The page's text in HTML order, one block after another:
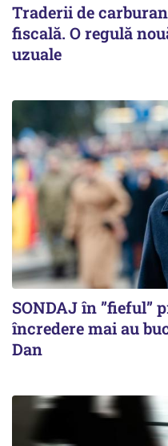
Traderii de
fiscală. O regulă
uzuale
SONDAJ în ”fieful”
încredere mai au
Dan